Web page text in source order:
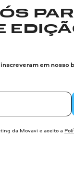
inscreveram em
da Movavi e aceito a